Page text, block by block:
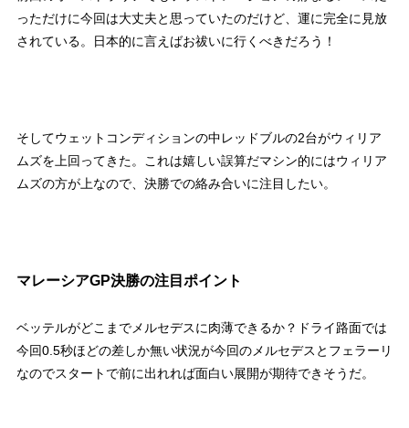
っただけに今回は大丈夫と思っていたのだけど、運に完全に見放
されている。日本的に言えばお祓いに行くべきだろう！
そしてウェットコンディションの中レッドブルの2台がウィリア
ムズを上回ってきた。これは嬉しい誤算だマシン的にはウィリア
ムズの方が上なので、決勝での絡み合いに注目したい。
マレーシアGP決勝の注目ポイント
ベッテルがどこまでメルセデスに肉薄できるか？ドライ路面では
今回0.5秒ほどの差しか無い状況が今回のメルセデスとフェラーリ
なのでスタートで前に出れれば面白い展開が期待できそうだ。